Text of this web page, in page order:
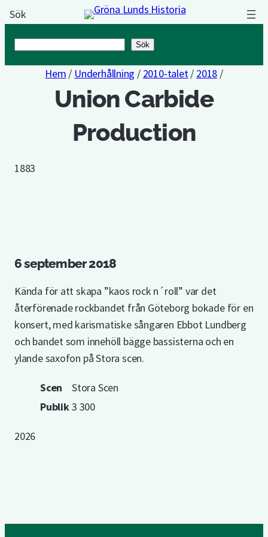
Sök
Sök
Hem / Underhållning / 2010-talet/ 2018 /
Union Carbide
Production
1883
6 september 2018
Kända för att skapa ”kaos rock n´roll” var det
återförenade rockbandet från Göteborg bokade för en
konsert, med karismatiske sångaren Ebbot Lundberg
och bandet som innehöll bägge bassisterna och en
ylande saxofon på Stora scen.
Scen
Stora Scen
Publik3 300
2026